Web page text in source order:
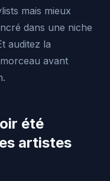
mais mieux
dans une niche
auditez la
avant
été
artistes